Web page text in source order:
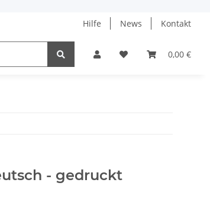
Hilfe
News Kontakt
0,00 €
- gedruckt